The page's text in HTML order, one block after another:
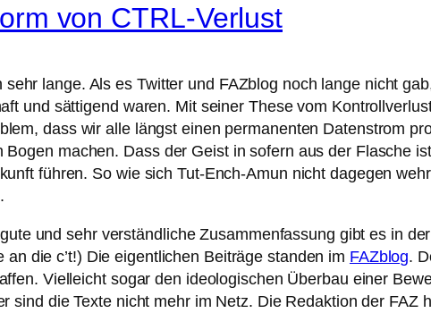
von CTRL-Verlust
lange. Als es Twitter und FAZblog noch lange nicht
und sättigend waren. Mit seiner These vom
dass wir alle längst einen permanenten Datenstrom
machen. Dass der Geist in sofern aus der Flasche
führen. So wie sich Tut-Ench-Amun nicht dagegen
und sehr verständliche Zusammenfassung gibt es in
die c’t!) Die eigentlichen Beiträge standen im FAZblog.
Vielleicht sogar den ideologischen Überbau einer
sind die Texte nicht mehr im Netz. Die Redaktion der FAZ